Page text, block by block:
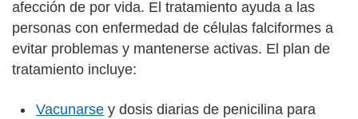
afección de por vida. El tratamiento ayuda a las
personas con enfermedad de células falciformes a
evitar problemas y mantenerse activas. El plan de
tratamiento incluye:
Vacunarse y dosis diarias de penicilina para